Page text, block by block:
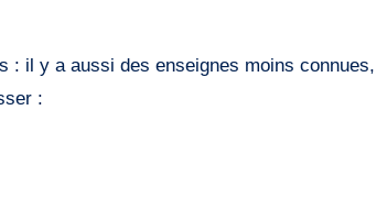
: il y a aussi des enseignes moins connues,
: